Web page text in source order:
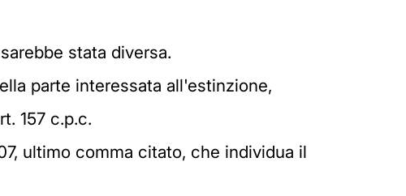
stata diversa.
parte interessata all'estinzione,
157 c.p.c.
ultimo comma citato, che individua il